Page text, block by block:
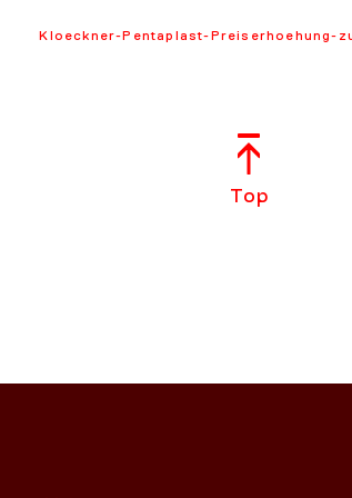
Kloeckner-Pentaplast-Preiserhoehung-
Top